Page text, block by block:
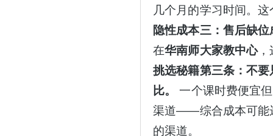
几个月的学习时间。
隐性成本三：售后缺位
在华南师大家教中心，
挑选秘籍第三条：不
比。
一个课时费便宜
渠道——综合成本可能
的渠道。